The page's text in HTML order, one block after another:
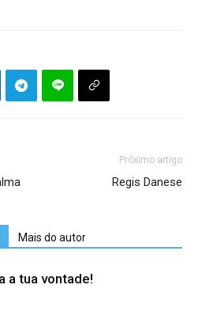
Próximo artigo
Regis Danese
Mais do autor
a tua vontade!